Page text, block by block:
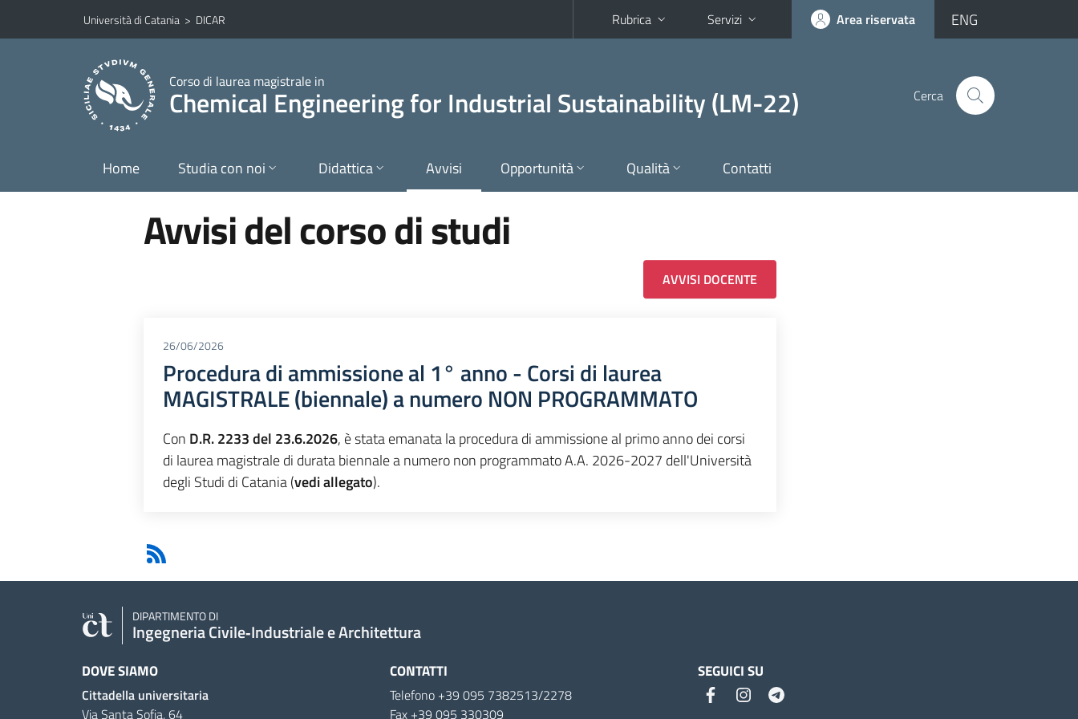
Vai al contenuto principale
Vai al menu di navigazione
Università di Catania > DICAR Rubrica Servizi Area riservata ENG
Corso di laurea magistrale in
Chemical Engineering for Industrial Sustainability (LM-22) Cerca
Home Studia con noi Didattica Avvisi Opportunità Qualità Contatti
Avvisi del corso di studi
AVVISI DOCENTE
26/06/2026
Procedura di ammissione al 1° anno - Corsi di laurea
MAGISTRALE (biennale) a numero NON PROGRAMMATO
Con D.R. 2233 del 23.6.2026, è stata emanata la procedura di ammissione al primo anno dei corsi
di laurea magistrale di durata biennale a numero non programmato A.A. 2026-2027 dell'Università
degli Studi di Catania (vedi allegato).
DIPARTIMENTO DI
Ingegneria Civile‑Industriale e Architettura
DOVE SIAMO
Cittadella universitaria
Via Santa Sofia, 64
CONTATTI
Telefono +39 095 7382513/2278
Fax +39 095 330309
SEGUICI SU